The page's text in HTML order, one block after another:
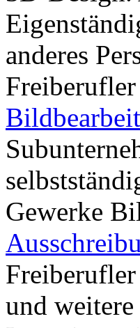
anderes
Gewerke
und weitere